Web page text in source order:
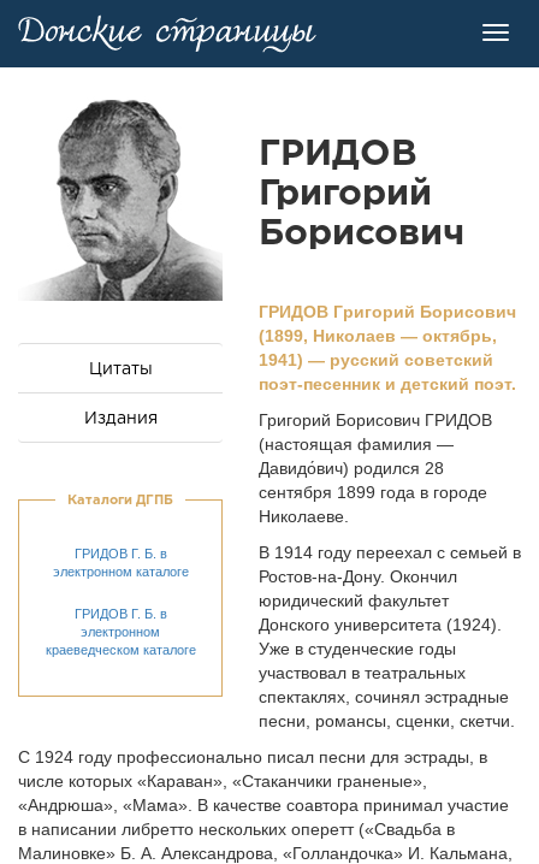
Цитаты
Издания
Каталоги ДГПБ
ГРИДОВ Г. Б. в
электронном каталоге
ГРИДОВ Г. Б. в
электронном
краеведческом каталоге
ГРИДОВ
Григорий
Борисович
ГРИДОВ Гpигоpий Боpисович
(1899, Николаев — октябрь,
1941) — русский советский
поэт-песенник и детский поэт.
Григорий Борисович ГРИДОВ
(настоящая фамилия —
Давидо́вич) родился 28
сентября 1899 года в городе
Николаеве.
В 1914 году переехал с семьей в
Ростов-на-Дону. Окончил
юридический факультет
Донского университета (1924).
Уже в студенческие годы
участвовал в театральных
спектаклях, сочинял эстрадные
песни, романсы, сценки, скетчи.
С 1924 году профессионально писал песни для эстрады, в
числе которых «Караван», «Стаканчики граненые»,
«Андрюша», «Мама». В качестве соавтора принимал участие
в написании либретто нескольких оперетт («Свадьба в
Малиновке» Б. А. Александрова, «Голландочка» И. Кальмана,